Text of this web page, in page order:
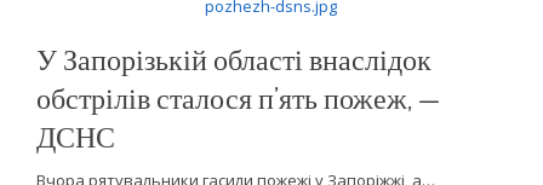
У Запорізькій області внаслідок
обстрілів сталося п’ять пожеж, —
ДСНС
Вчора рятувальники гасили пожежі у Запоріжжі, а…